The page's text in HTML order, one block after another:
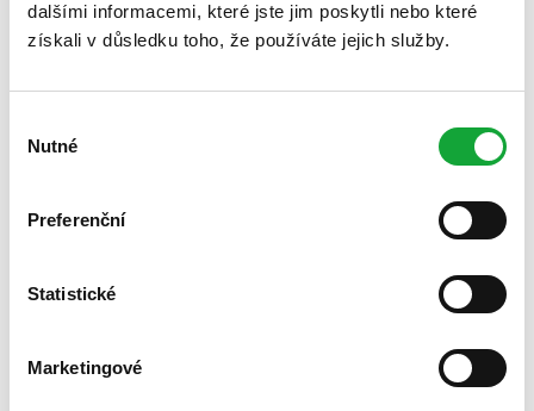
dalšími informacemi, které jste jim poskytli nebo které
získali v důsledku toho, že používáte jejich služby.
souhlasu
Nutné
Preferenční
Statistické
Marketingové